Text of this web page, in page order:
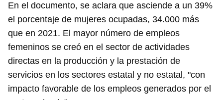
En el documento, se aclara que asciende a un 39%
el porcentaje de mujeres ocupadas, 34.000 más
que en 2021. El mayor número de empleos
femeninos se creó en el sector de actividades
directas en la producción y la prestación de
servicios en los sectores estatal y no estatal, "con
impacto favorable de los empleos generados por el